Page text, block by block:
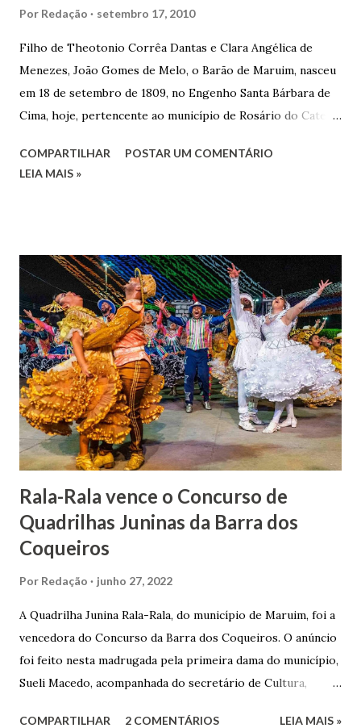
Por Redação setembro 17, 2010
Filho de Theotonio Corrêa Dantas e Clara Angélica de
Menezes, João Gomes de Melo, o Barão de Maruim, nasceu
em 18 de setembro de 1809, no Engenho Santa Bárbara de
Cima, hoje, pertencente ao município de Rosário do Catete.
José de Faro Leitão, porém o casamento acabou com o
indiciamento para apropriar-se da volumosa herança. Em
1862, transferiu-se para o Rio de Janeiro e casou-se com
uma irmã do Visconde de Uruguai. O Barão de Maruim
apresentou uma grande dedicação à atividade agrícola, que
lhe proporcionou uma grande reserva financeira. João
Gomes de Melo mandou construir a Igreja Matriz de Nosso
Senhor Bom Jesus dos Passos, que foi inaugurada em 1862 e
doada ao vigário Pe. José Joaquim de Vasconcelos. A Igreja
Matriz...
COMPARTILHAR
POSTAR UM COMENTÁRIO
LEIA MAIS »
Rala-Rala vence o Concurso de
Quadrilhas Juninas da Barra dos
Coqueiros
Por Redação junho 27, 2022
A Quadrilha Junina Rala-Rala, do município de Maruim, foi a
vencedora do Concurso da Barra dos Coqueiros. O anúncio
foi feito nesta madrugada pela primeira dama do município,
Sueli Macedo, acompanhada do secretário de Cultura,
COMPARTILHAR 2 COMENTÁRIOS LEIA MAIS »